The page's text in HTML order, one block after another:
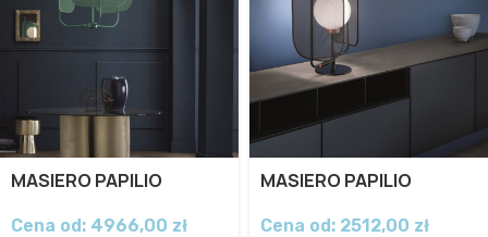
MASIERO PAPILIO
Cena od: 4966,00 zł
MASIERO PAPILIO
Cena od: 2512,00 zł